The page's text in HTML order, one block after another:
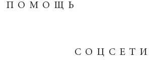
СОЦСЕТИ
ПОМОЩЬ